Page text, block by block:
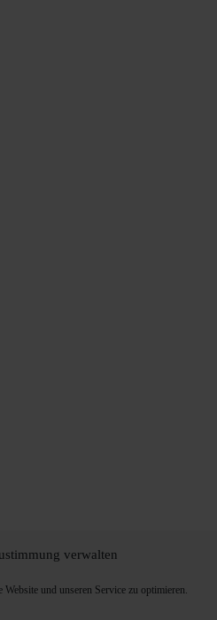
verwalten
und unseren Service zu optimieren.